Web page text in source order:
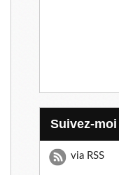
Suivez-moi
via RSS